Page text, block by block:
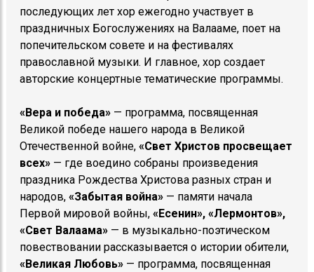
последующих лет хор ежегодно участвует в
праздничных Богослужениях на Валааме, поет на
попечительском совете и на фестивалях
православной музыки. И главное, хор создает
авторские концертные тематические программы.
«Вера и победа» — программа, посвященная
Великой победе нашего народа в Великой
Отечественной войне,«Свет Христов просвещает
всех» — где воедино собраны произведения
праздника Рождества Христова разных стран и
народов,«Забытая война» — памяти начала
Первой мировой войны,«Есенин», «Лермонтов»,
«Свет Валаама» — в музыкально-поэтическом
повествовании рассказывается о истории обители,
«Великая Любовь» — программа, посвященная